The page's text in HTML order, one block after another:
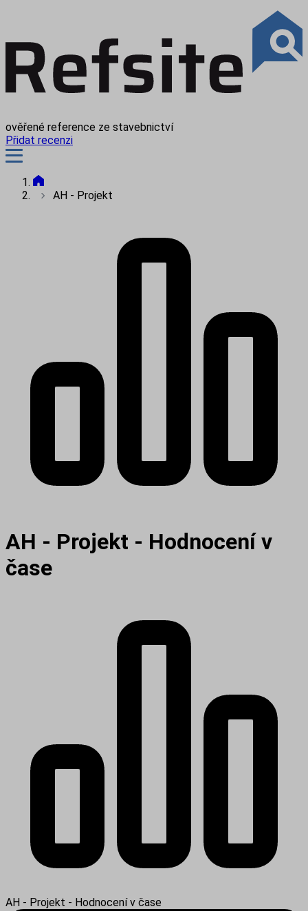
ověřené reference ze stavebnictví
Přidat recenzi
AH - Projekt
AH - Projekt - Hodnocení v
čase
AH - Projekt - Hodnocení v čase